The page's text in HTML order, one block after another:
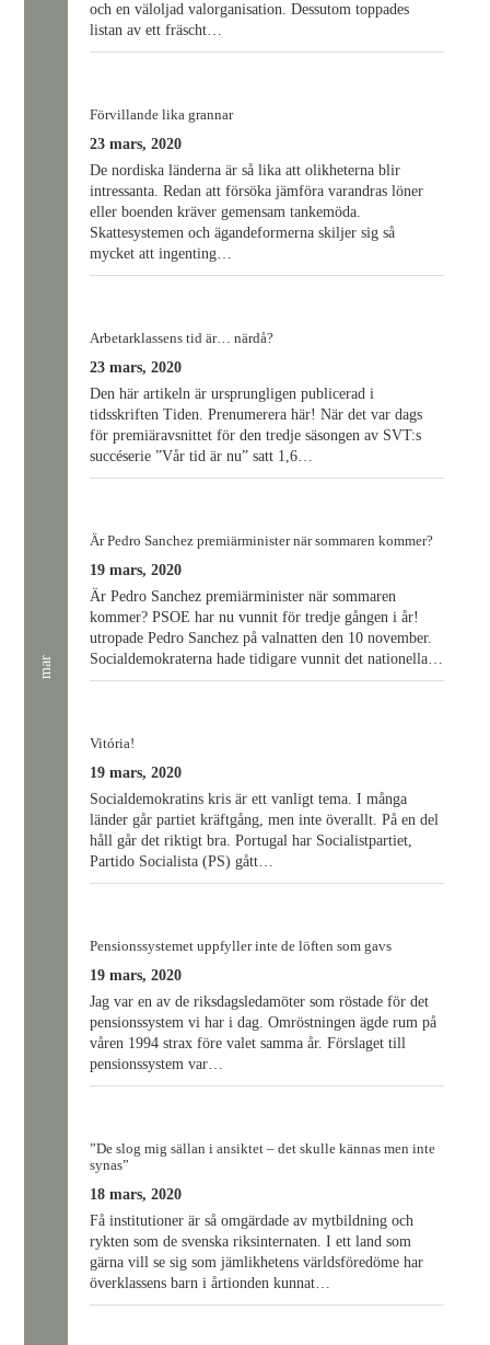
mar
och en väloljad valorganisation. Dessutom toppades
listan av ett fräscht…
Förvillande lika grannar
23 mars, 2020
De nordiska länderna är så lika att olikheterna blir
intressanta. Redan att försöka jämföra varandras löner
eller boenden kräver gemensam tankemöda.
Skattesystemen och ägandeformerna skiljer sig så
mycket att ingenting…
Arbetarklassens tid är… närdå?
23 mars, 2020
Den här artikeln är ursprungligen publicerad i
tidsskriften Tiden. Prenumerera här! När det var dags
för premiäravsnittet för den tredje säsongen av SVT:s
succéserie ”Vår tid är nu” satt 1,6…
Är Pedro Sanchez premiärminister när sommaren kommer?
19 mars, 2020
Är Pedro Sanchez premiärminister när sommaren
kommer? PSOE har nu vunnit för tredje gången i år!
utropade Pedro Sanchez på valnatten den 10 november.
Socialdemokraterna hade tidigare vunnit det nationella…
Vitória!
19 mars, 2020
Socialdemokratins kris är ett vanligt tema. I många
länder går partiet kräftgång, men inte överallt. På en del
håll går det riktigt bra. Portugal har Socialistpartiet,
Partido Socialista (PS) gått…
Pensionssystemet uppfyller inte de löften som gavs
19 mars, 2020
Jag var en av de riksdagsledamöter som röstade för det
pensionssystem vi har i dag. Omröstningen ägde rum på
våren 1994 strax före valet samma år. Förslaget till
pensionssystem var…
”De slog mig sällan i ansiktet – det skulle kännas men inte
synas”
18 mars, 2020
Få institutioner är så omgärdade av mytbildning och
rykten som de svenska riksinternaten. I ett land som
gärna vill se sig som jämlikhetens världsföredöme har
överklassens barn i årtionden kunnat…